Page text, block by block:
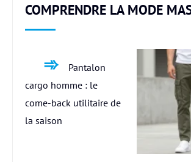
COMPRENDRE LA MODE
Pantalon
cargo homme : le
come-back utilitaire de
la saison